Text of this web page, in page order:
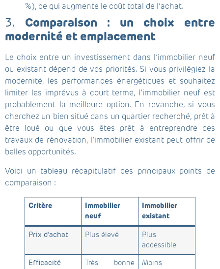
%), ce qui augmente le coût total de l’achat.
3. Comparaison : un choix entre
modernité et emplacement
Le choix entre un investissement dans l’immobilier neuf
ou existant dépend de vos priorités. Si vous privilégiez la
modernité, les performances énergétiques et souhaitez
limiter les imprévus à court terme, l’immobilier neuf est
probablement la meilleure option. En revanche, si vous
cherchez un bien situé dans un quartier recherché, prêt à
être loué ou que vous êtes prêt à entreprendre des
travaux de rénovation, l’immobilier existant peut offrir de
belles opportunités.
Voici un tableau récapitulatif des principaux points de
comparaison :
Critère
Immobilier
neuf
Immobilier
existant
Prix d’achat Plus élevé
Plus
accessible
Efficacité
Très bonne
Moins